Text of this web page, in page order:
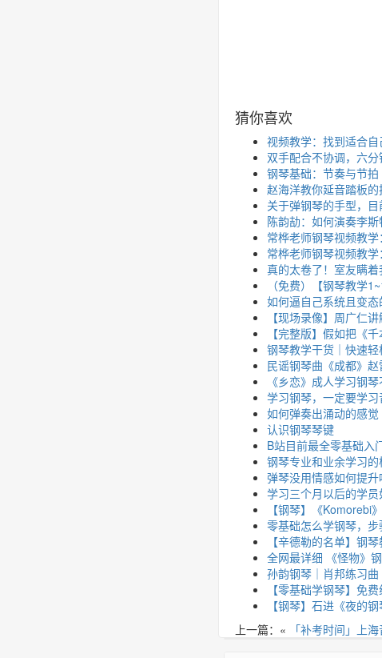
猜你喜欢
视频教学：找到适合
双手配合不协调，六分
钢琴基础：节奏与节拍
赵海洋教你延音踏板的
关于弹钢琴的手型，目
陈韵劼：如何演奏李斯
常桦老师钢琴视频教
常桦老师钢琴视频教
真的太卷了！室友瞒
（免费）【钢琴教学
如何逼自己系统且变态
【现场录像】周广仁
【完整版】假如把《
钢琴教学干货｜快速
民谣钢琴曲《成都》
《乡恋》成人学习钢
学习钢琴，一定要学习
如何弹奏出涌动的感觉
认识钢琴琴键
B站目前最全零基础入
钢琴专业和业余学习的
弹琴没用情感如何提升
学习三个月以后的学
【钢琴】《Komorebi
零基础怎么学钢琴，步
【辛德勒的名单】钢
全网最详细 《怪物》
孙韵钢琴｜肖邦练习
【零基础学钢琴】免
【钢琴】石进《夜的
上一篇：« 「补考时间」上